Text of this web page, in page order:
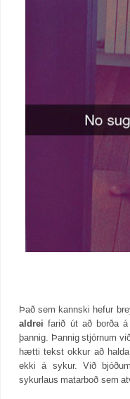
Það sem kannski hefur
aldrei farið út að borða
þannig. Þannig stjórnum
hætti tekst okkur að
ekki á sykur. Við
sykurlaus matarboð sem